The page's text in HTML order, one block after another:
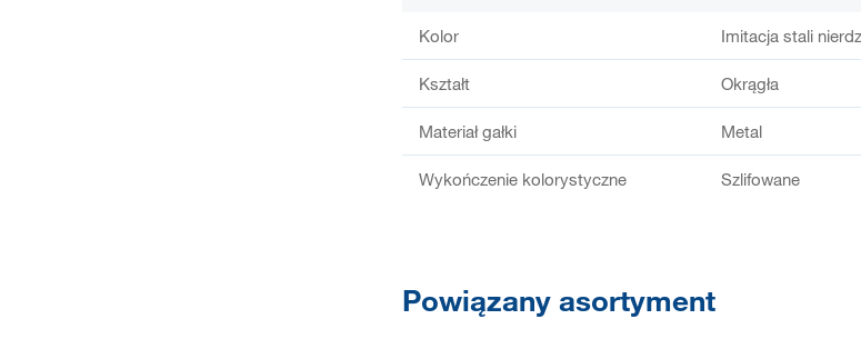
Kolor Imitacja stali
Kształt Okrągła
Materiał gałki Metal
Wykończenie kolorystyczne Szlifowane
Powiązany asortyment